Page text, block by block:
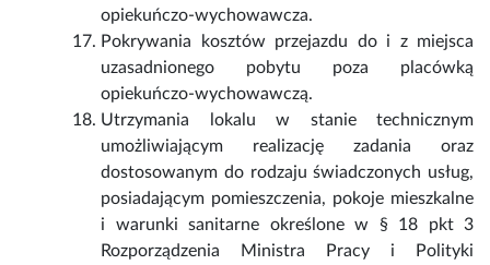
opiekuńczo-wychowawcza.
Pokrywania kosztów przejazdu do i z miejsca
uzasadnionego pobytu poza placówką
opiekuńczo-wychowawczą.
Utrzymania lokalu w stanie technicznym
umożliwiającym realizację zadania oraz
dostosowanym do rodzaju świadczonych usług,
posiadającym pomieszczenia, pokoje mieszkalne
i warunki sanitarne określone w § 18 pkt 3
Rozporządzenia Ministra Pracy i Polityki